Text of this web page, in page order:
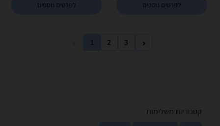
לפרטים נוספים לפרטים נוספים
1 2 3
קטגוריות משלימות